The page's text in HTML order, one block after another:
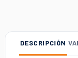
DESCRIPCIÓN